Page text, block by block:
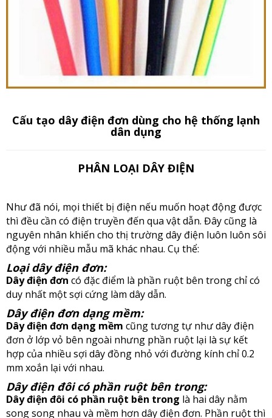
Cấu tạo dây điện đơn dùng cho hệ thống lạnh
dân dụng
PHÂN LOẠI DÂY ĐIỆN
Như đã nói, mọi thiết bị điện nếu muốn hoạt động được
thì đều cần có điện truyền đến qua vật dẫn. Đây cũng là
nguyên nhân khiến cho thị trường dây điện luôn luôn sôi
động với nhiều mẫu mã khác nhau. Cụ thể:
Loại dây điện đơn:
Dây điện đơn có đặc điểm là phần ruột bên trong chỉ có
duy nhất một sợi cứng làm dây dẫn.
Dây điện đơn dạng mềm:
Dây điện đơn dạng mềm cũng tương tự như dây điện
đơn ở lớp vỏ bên ngoài nhưng phần ruột lại là sự kết
hợp của nhiều sợi dây đồng nhỏ với đường kính chỉ 0.2
mm xoắn lại với nhau.
Dây điện đôi có phần ruột bên trong:
Dây điện đôi có phần ruột bên trong là hai dây nằm
song song nhau và mềm hơn dây điện đơn. Phần ruột thì